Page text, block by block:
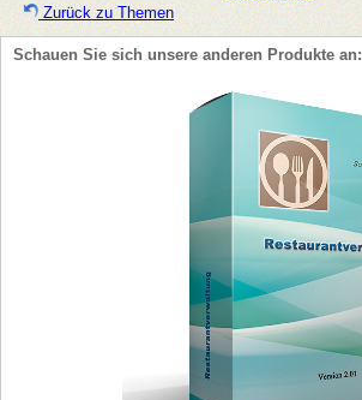
Zurück zu Themen
Schauen Sie sich unsere anderen Produkte an: